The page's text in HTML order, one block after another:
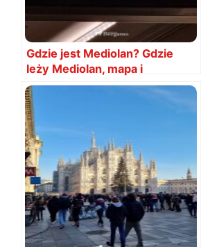
Gdzie jest Mediolan? Gdzie
leży Mediolan, mapa i
położenie